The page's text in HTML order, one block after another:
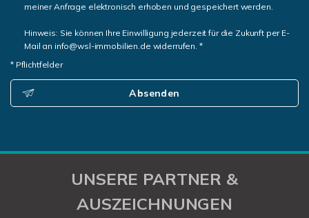
meiner Anfrage elektronisch erhoben und gespeichert werden.
Hinweis: Sie können Ihre Einwilligung jederzeit für die Zukunft per E-
Mail an info@wsl-immobilien.de widerrufen. *
* Pflichtfelder
Absenden
UNSERE PARTNER &
AUSZEICHNUNGEN